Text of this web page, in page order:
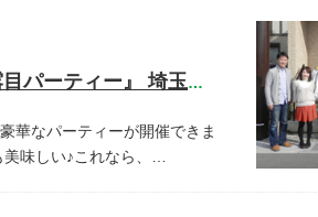
開催しました! 『新築お披露目パーティー』 埼玉県草加市 W様宅
華なパーティーが開催できま
味しい♪これなら、…